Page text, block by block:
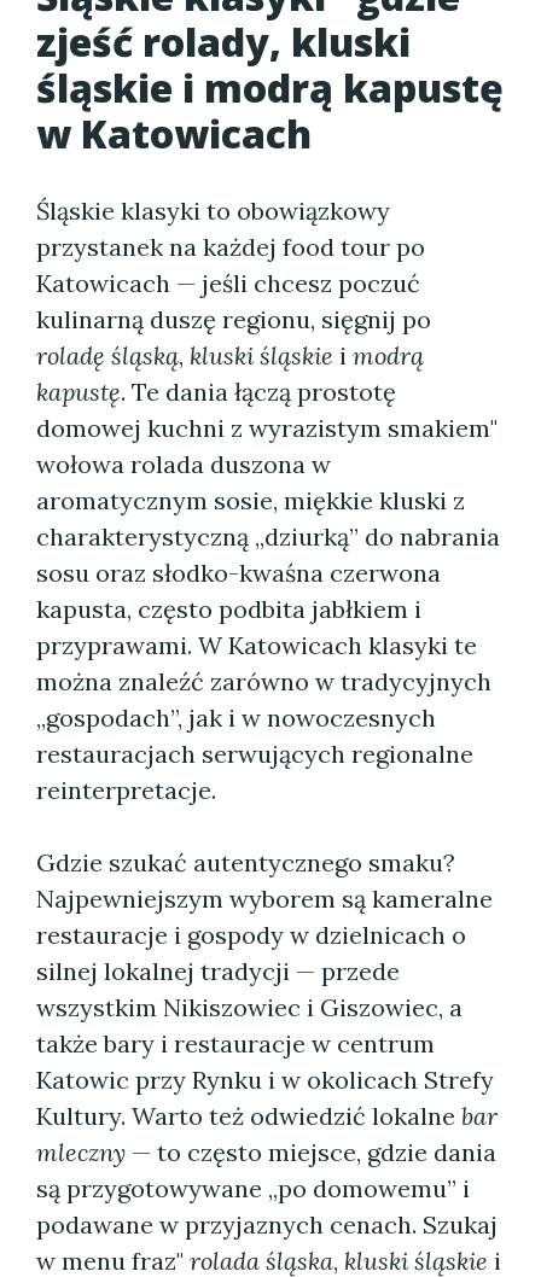
zjeść rolady, kluski
śląskie i modrą kapustę
w Katowicach
Śląskie klasyki to obowiązkowy
przystanek na każdej food tour po
Katowicach — jeśli chcesz poczuć
kulinarną duszę regionu, sięgnij po
roladę śląską, kluski śląskie i modrą
kapustę. Te dania łączą prostotę
domowej kuchni z wyrazistym smakiem"
wołowa rolada duszona w
aromatycznym sosie, miękkie kluski z
charakterystyczną „dziurką” do nabrania
sosu oraz słodko-kwaśna czerwona
kapusta, często podbita jabłkiem i
przyprawami. W Katowicach klasyki te
można znaleźć zarówno w tradycyjnych
„gospodach”, jak i w nowoczesnych
restauracjach serwujących regionalne
reinterpretacje.
Gdzie szukać autentycznego smaku?
Najpewniejszym wyborem są kameralne
restauracje i gospody w dzielnicach o
silnej lokalnej tradycji — przede
wszystkim Nikiszowiec i Giszowiec, a
także bary i restauracje w centrum
Katowic przy Rynku i w okolicach Strefy
Kultury. Warto też odwiedzić lokalne bar
mleczny — to często miejsce, gdzie dania
są przygotowywane „po domowemu” i
podawane w przyjaznych cenach. Szukaj
w menu fraz" rolada śląska, kluski śląskie i